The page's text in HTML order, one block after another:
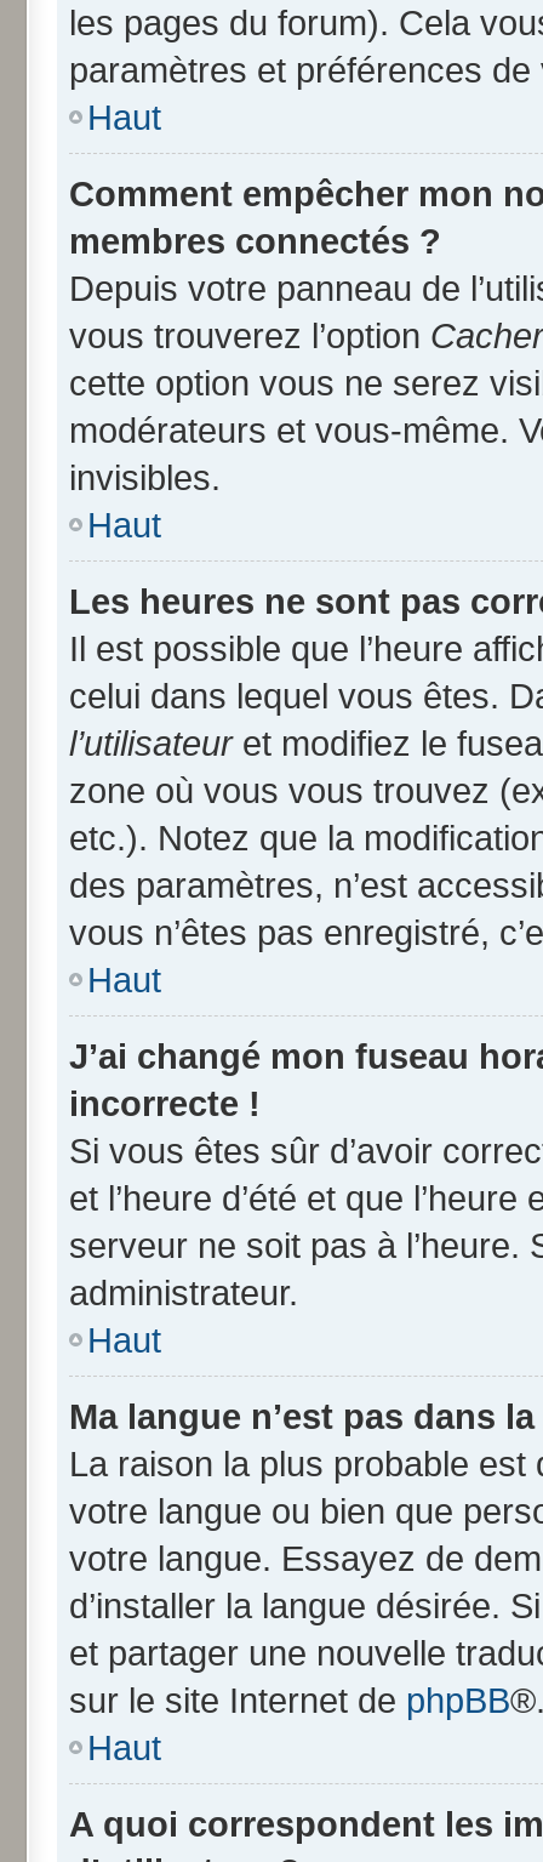
les pages du forum). Cela
paramètres et préférences
Haut
Comment empêcher mon
membres connectés ?
Depuis votre panneau de
vous trouverez l’option
cette option vous ne serez
modérateurs et vous-même.
invisibles.
Haut
Les heures ne sont pas
Il est possible que l’heure
celui dans lequel vous êtes.
l’utilisateuret modifiez le
zone où vous vous trouvez
etc.). Notez que la
des paramètres, n’est
vous n’êtes pas enregistré,
Haut
J’ai changé mon fuseau
incorrecte !
Si vous êtes sûr d’avoir
et l’heure d’été et que
serveur ne soit pas à l’heure.
administrateur.
Haut
Ma langue n’est pas dans
La raison la plus probable est
votre langue ou bien que
votre langue. Essayez de
d’installer la langue désirée.
et partager une nouvelle
sur le site Internet de phpBB
Haut
A quoi correspondent les